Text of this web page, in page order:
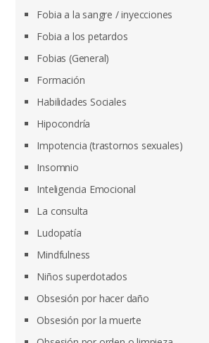
Fobia a la sangre / inyecciones
Fobia a los petardos
Fobias (General)
Formación
Habilidades Sociales
Hipocondría
Impotencia (trastornos sexuales)
Insomnio
Inteligencia Emocional
La consulta
Ludopatía
Mindfulness
Niños superdotados
Obsesión por hacer daño
Obsesión por la muerte